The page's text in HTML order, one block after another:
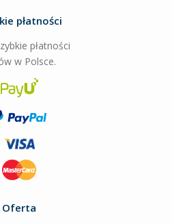
płatności
płatności
w Polsce.
Oferta